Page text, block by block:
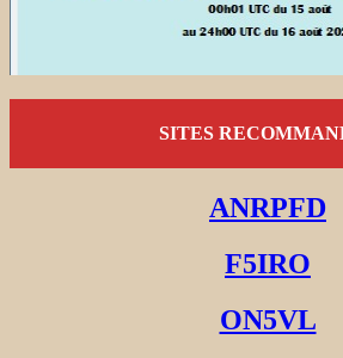
SITES
ANRPFD
F5IRO
ON5VL